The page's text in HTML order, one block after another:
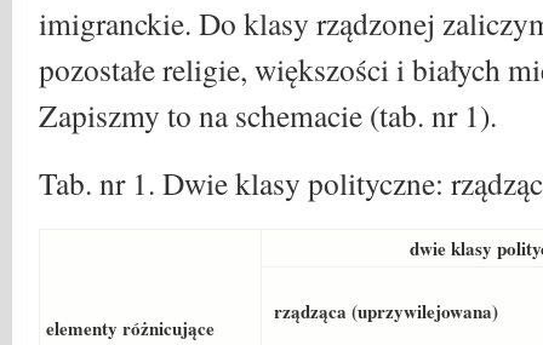
imigranckie. Do klasy rządzonej
pozostałe religie, większości i białych
Zapiszmy to na schemacie (tab. nr 1).
Tab. nr 1. Dwie klasy polityczne:
elementy różnicujące
dwie klasy
rządząca (uprzywilejowana)